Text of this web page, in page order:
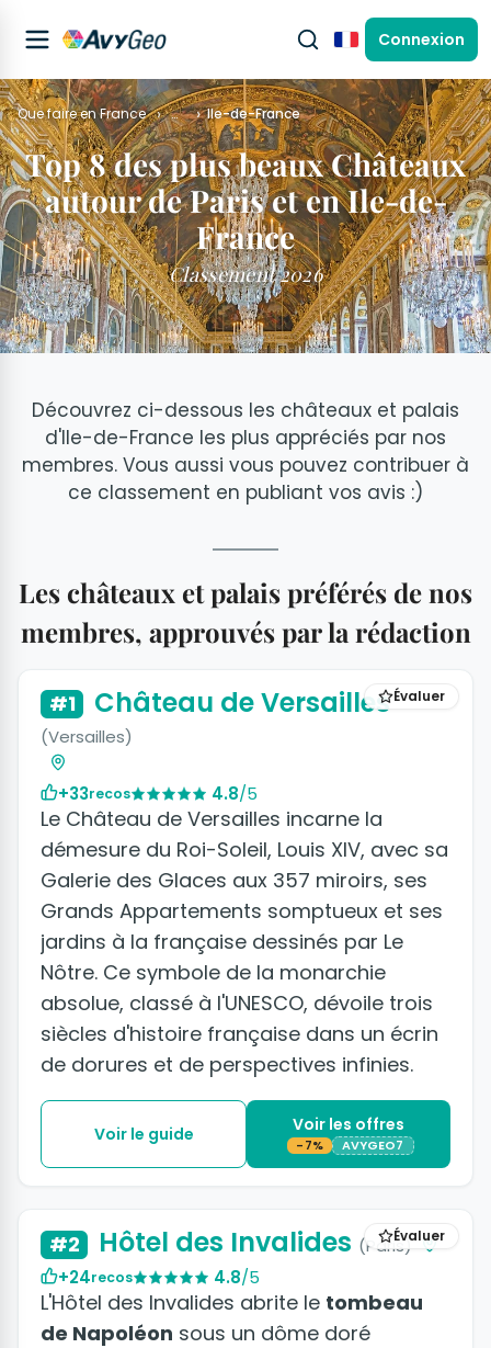
FrançaisConnexion
Que faire en France … Ile-de-France
Top 8 des plus beaux Châteaux
autour de Paris et en Ile-de-
France
Classement 2026
Découvrez ci-dessous les châteaux et palais
d'Ile-de-France les plus appréciés par nos
membres. Vous aussi vous pouvez contribuer à
ce classement en publiant vos avis :)
Les châteaux et palais préférés de nos
membres, approuvés par la rédaction
+3 photos
Évaluer
#1 Château de Versailles
(Versailles)
+33recos 4.8/5
Le Château de Versailles incarne la
démesure du Roi-Soleil, Louis XIV, avec sa
Galerie des Glaces aux 357 miroirs, ses
Grands Appartements somptueux et ses
jardins à la française dessinés par Le
Nôtre. Ce symbole de la monarchie
absolue, classé à l'UNESCO, dévoile trois
siècles d'histoire française dans un écrin
de dorures et de perspectives infinies.
Voir le guide Voir les offres
-7% AVYGEO7
Évaluer
#2 Hôtel des Invalides (Paris)
+24recos 4.8/5
L'Hôtel des Invalides abrite le tombeau
de Napoléon sous un dôme doré